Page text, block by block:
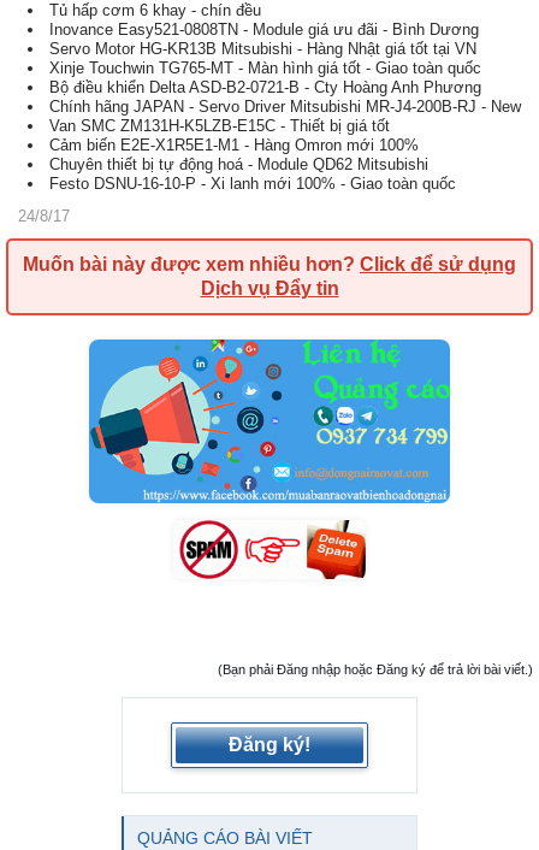
Tủ hấp cơm 6 khay - chín đều
Inovance Easy521-0808TN - Module giá ưu đãi - Bình Dương
Servo Motor HG-KR13B Mitsubishi - Hàng Nhật giá tốt tại VN
Xinje Touchwin TG765-MT - Màn hình giá tốt - Giao toàn quốc
Bộ điều khiển Delta ASD-B2-0721-B - Cty Hoàng Anh Phương
Chính hãng JAPAN - Servo Driver Mitsubishi MR-J4-200B-RJ - New
Van SMC ZM131H-K5LZB-E15C - Thiết bị giá tốt
Cảm biến E2E-X1R5E1-M1 - Hàng Omron mới 100%
Chuyên thiết bị tự động hoá - Module QD62 Mitsubishi
Festo DSNU-16-10-P - Xi lanh mới 100% - Giao toàn quốc
24/8/17
Muốn bài này được xem nhiều hơn? Click để sử dụng
Dịch vụ Đẩy tin
(Bạn phải Đăng nhập hoặc Đăng ký để trả lời bài viết.)
Đăng ký!
QUẢNG CÁO BÀI VIẾT